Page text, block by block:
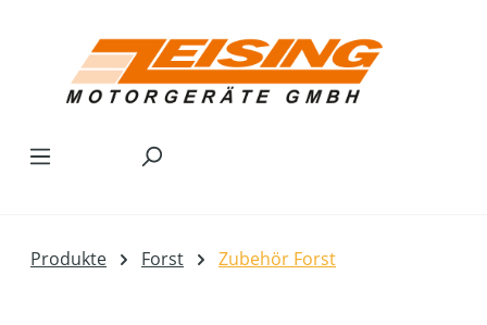
Produkte Forst Zubehör Forst